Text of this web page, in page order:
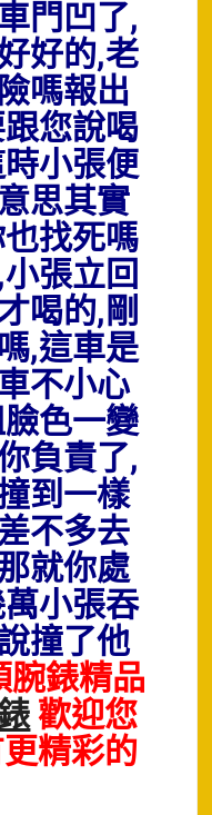
門凹了,
好的,老
嗎報出
您說喝
小張便
思其實
找死嗎
張立回
喝的,剛
,這車是
不小心
色一變
負責了,
到一樣
不多去
就你處
小張吞
撞了他
腕錶精品
歡迎您
精彩的